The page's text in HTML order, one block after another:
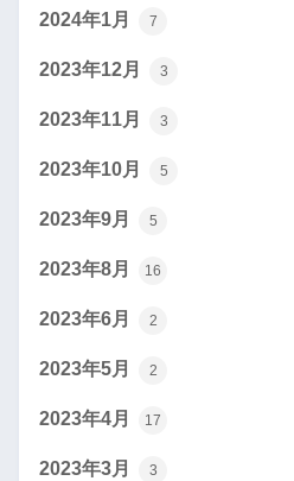
2024年1月 7
2023年12月 3
2023年11月 3
2023年10月 5
2023年9月 5
2023年8月 16
2023年6月 2
2023年5月 2
2023年4月 17
2023年3月 3